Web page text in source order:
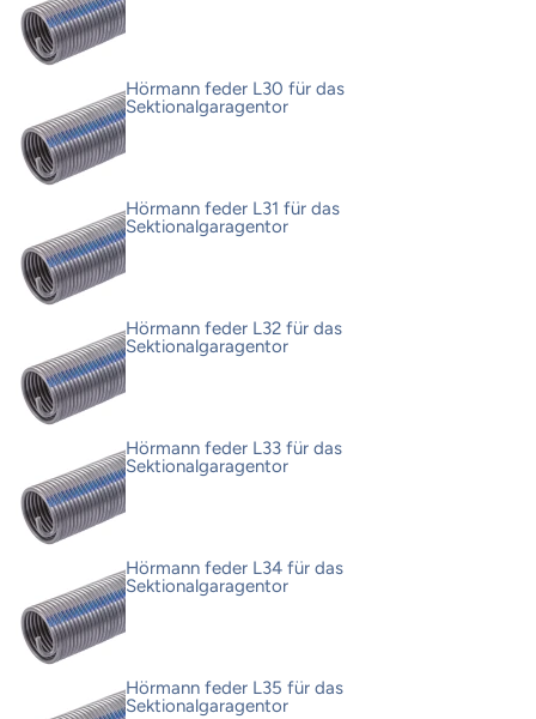
Hörmann feder L30 für das
Sektionalgaragentor
Hörmann feder L31 für das
Sektionalgaragentor
Hörmann feder L32 für das
Sektionalgaragentor
Hörmann feder L33 für das
Sektionalgaragentor
Hörmann feder L34 für das
Sektionalgaragentor
Hörmann feder L35 für das
Sektionalgaragentor